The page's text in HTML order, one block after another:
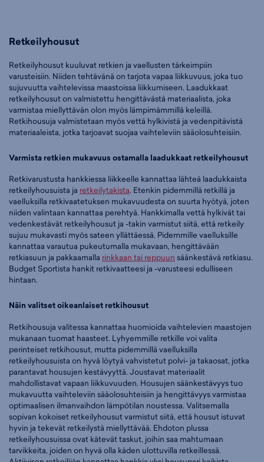
Retkeilyhousut
Retkeilyhousut kuuluvat retkien ja vaellusten tärkeimpiin
varusteisiin. Niiden tehtävänä on tarjota vapaa liikkuvuus, joka tuo
sujuvuutta vaihtelevissa maastoissa liikkumiseen. Laadukkaat
retkeilyhousut on valmistettu hengittävästä materiaalista, joka
varmistaa miellyttävän olon myös lämpimämmillä keleillä.
Retkihousuja valmistetaan myös vettä hylkivistä ja vedenpitävistä
materiaaleista, jotka tarjoavat suojaa vaihteleviin sääolosuhteisiin.
Varmista retkien mukavuus ostamalla laadukkaat retkeilyhousut
Retkivarustusta hankkiessa liikkeelle kannattaa lähteä laadukkaista
retkeilyhousuista ja retkeilytakista. Etenkin pidemmillä retkillä ja
vaelluksilla retkivaatetuksen mukavuudesta on suurta hyötyä, joten
niiden valintaan kannattaa perehtyä. Hankkimalla vettä hylkivät tai
vedenkestävät retkeilyhousut ja -takin varmistut siitä, että retkeily
sujuu mukavasti myös sateen yllättäessä. Pidemmille vaelluksille
kannattaa varautua pukeutumalla mukavaan, hengittävään
retkiasuun ja pakkaamalla rinkkaan tai reppuun säänkestävä retkiasu.
Budget Sportista hankit retkivaatteesi ja -varusteesi edulliseen
hintaan.
Näin valitset oikeanlaiset retkihousut
Retkihousuja valitessa kannattaa huomioida vaihtelevien maastojen
mukanaan tuomat haasteet. Lyhyemmille retkille voi valita
perinteiset retkihousut, mutta pidemmillä vaelluksilla
retkeilyhousuista on hyvä löytyä vahvistetut polvi- ja takaosat, jotka
parantavat housujen kestävyyttä. Joustavat materiaalit
mahdollistavat vapaan liikkuvuuden. Housujen säänkestävyys tuo
mukavuutta vaihteleviin sääolosuhteisiin ja hengittävyys varmistaa
optimaalisen ilmanvaihdon lämpötilan noustessa. Valitsemalla
sopivan kokoiset retkeilyhousut varmistut siitä, että housut istuvat
hyvin ja tekevät retkeilystä miellyttävää. Ehdoton plussa
retkeilyhousuissa ovat kätevät taskut, joihin saa mahtumaan
tarvikkeita, joiden on hyvä olla käden ulottuvilla retkeillessä.